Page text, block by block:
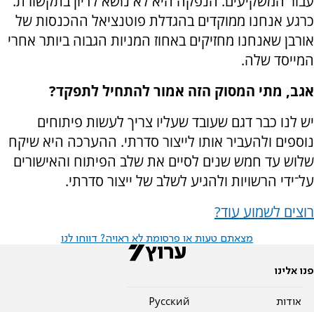
כרגע אנחנו ממוקדים בהגדלת פוטנציאל ההכנסות של
אורבן שאנחנו מחזיקים באחוז המניות הגבוה ביותר אחרי
המייסד שלה.
אגב, מתי המסוק הזה אמור להתחיל לתפקד?
יש לנו כבר דגם שעובד שעליו צריך לעשות פיתוחים
נוספים ולהעביר אותו לייצור סדרתי. ההערכה היא שיקח
שלוש עד חמש שנים לסיים את שלב הפיתוח והאישורים
על־ידי הרשויות ולהגיע לשלב של ייצור סדרתי.
רוצים לשמוע עוד?
מצאתם טעות או פרסומת לא ראויה? דווחו לנו
פנו אלינו
אודות
Pусский